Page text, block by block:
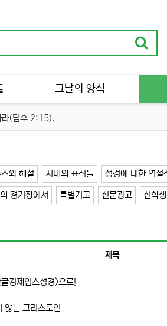
그날의 양식
라(딤후 2:15).
와 해설 시대의 표적들 성경에 대한 역설
경기장에서 특별기고 신문광고 신학
제목
킹제임스성경>으로!
않는 그리스도인